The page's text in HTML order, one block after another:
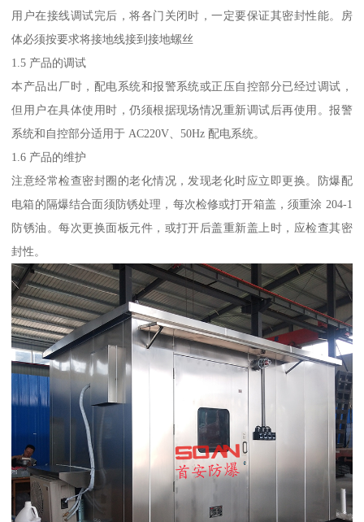
用户在接线调试完后，将各门关闭时，一定要保证其密封性能。房
体必须按要求将接地线接到接地螺丝
1.5 产品的调试
本产品出厂时，配电系统和报警系统或正压自控部分已经过调试，
但用户在具体使用时，仍须根据现场情况重新调试后再使用。报警
系统和自控部分适用于 AC220V、50Hz 配电系统。
1.6 产品的维护
注意经常检查密封圈的老化情况，发现老化时应立即更换。防爆配
电箱的隔爆结合面须防锈处理，每次检修或打开箱盖，须重涂 204-1
防锈油。每次更换面板元件，或打开后盖重新盖上时，应检查其密
封性。